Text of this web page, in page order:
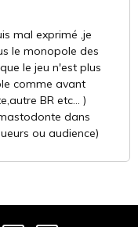
mal exprimé ,je
le monopole des
le jeu n'est plus
comme avant
BR etc... )
dans
ou audience)